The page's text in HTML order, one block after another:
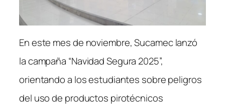
En este mes de noviembre, Sucamec lanzó
la campaña “Navidad Segura 2025”,
orientando a los estudiantes sobre peligros
del uso de productos pirotécnicos